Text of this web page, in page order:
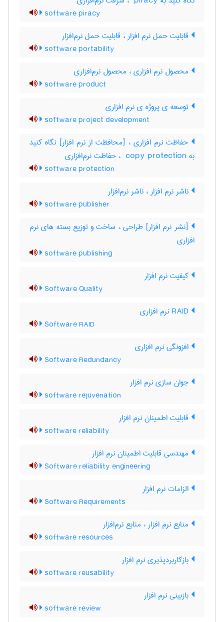
software piracy
قابلیت حمل نرم افزار ، قابلیت حمل نرم‌افزار
software portability
محصول نرم افزاری ، محصول نرم‌افزاری
software product
توسعه ی پروژه ی نرم افزاری
software project development
حفاظت نرم افزاری ، [محافظت از نرم افزار] نگاه کنید
به ‎ copy protection ، حفاظت نرم‌افزاری
software protection
ناشر نرم افزار ، ناشر نرم‌افزار
software publisher
[نشر نرم افزار] طراحی ، ساخت و توزیع بسته های نرم
افزاری
software publishing
کیفیت نرم افزار
Software Quality
Software RAID
افزونگی نرم افزاری
Software Redundancy
جوان سازی نرم افزار
software rejuvenation
قابلیت اطمینان نرم افزار
software reliability
مهندسی قابلیت اطمینان نرم افزار
Software reliability engineering
الزامات نرم افزار
Software Requirements
منابع نرم افزار ، منابع نرم‌افزار
software resources
بازکاربردپذیری نرم ‌افزار
software reusability
بازبینی نرم ‌افزار
software review